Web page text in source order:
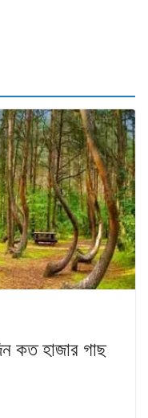
কত হাজার গাছ